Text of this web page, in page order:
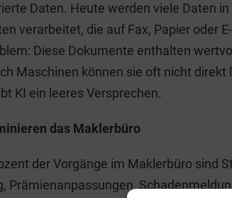
Daten. Heute werden viele Daten
verarbeitet, die auf Fax, Papier oder
Diese Dokumente enthalten
Maschinen können sie oft nicht direkt
KI ein leeres Versprechen.
das Maklerbüro
der Vorgänge im Maklerbüro sind
Prämienanpassungen,